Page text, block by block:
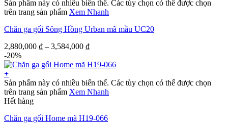
Sản phẩm này có nhiều biến thể. Các tùy chọn có thể được chọn
trên trang sản phẩm Xem Nhanh
Chăn ga gối Sông Hồng Urban mã mầu UC20
2,880,000 ₫ – 3,584,000 ₫
-20%
+
Sản phẩm này có nhiều biến thể. Các tùy chọn có thể được chọn
trên trang sản phẩm Xem Nhanh
Hết hàng
Chăn ga gối Home mã H19-066